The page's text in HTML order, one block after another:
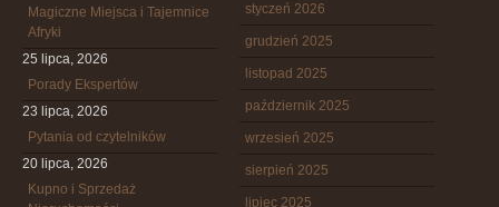
Magiczne Miejsca i Tajemnice
Afryki
25 lipca, 2026
Porady Ekspertów
23 lipca, 2026
Pytania od czytelników
20 lipca, 2026
Kupno i Sprzedaż
styczeń 2026
grudzień 2025
listopad 2025
październik 2025
wrzesień 2025
sierpień 2025
lipiec 2025